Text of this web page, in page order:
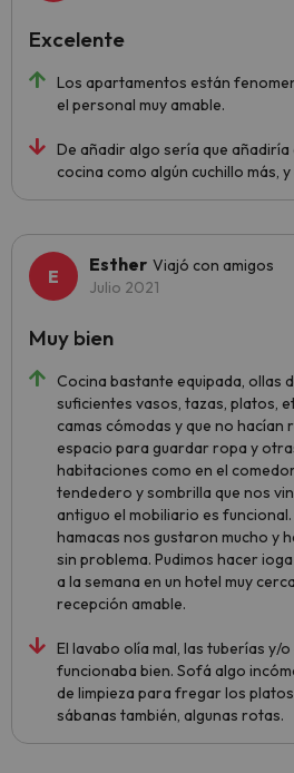
Los apartamentos están
el personal muy amable.
De añadir algo sería que añadiría
cocina como algún cuchillo más,
Excelente
Esther Viajó con amigos
Julio 2021
Cocina bastante equipada, ollas
suficientes vasos, tazas, platos,
camas cómodas y que no hacían
espacio para guardar ropa y
habitaciones como en el
tendedero y sombrilla que nos
antiguo el mobiliario es
hamacas nos gustaron mucho y
sin problema. Pudimos hacer
a la semana en un hotel muy
recepción amable.
El lavabo olía mal, las tuberías y/
funcionaba bien. Sofá algo
de limpieza para fregar los
sábanas también, algunas rotas.
Muy bien